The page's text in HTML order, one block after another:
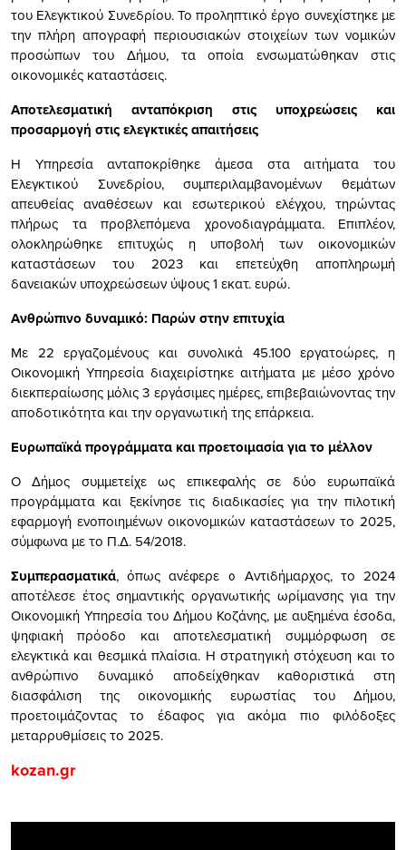
του Ελεγκτικού Συνεδρίου. Το προληπτικό έργο συνεχίστηκε με
την πλήρη απογραφή περιουσιακών στοιχείων των νομικών
προσώπων του Δήμου, τα οποία ενσωματώθηκαν στις
οικονομικές καταστάσεις.
Αποτελεσματική ανταπόκριση στις υποχρεώσεις και
προσαρμογή στις ελεγκτικές απαιτήσεις
Η Υπηρεσία ανταποκρίθηκε άμεσα στα αιτήματα του
Ελεγκτικού Συνεδρίου, συμπεριλαμβανομένων θεμάτων
απευθείας αναθέσεων και εσωτερικού ελέγχου, τηρώντας
πλήρως τα προβλεπόμενα χρονοδιαγράμματα. Επιπλέον,
ολοκληρώθηκε επιτυχώς η υποβολή των οικονομικών
καταστάσεων του 2023 και επετεύχθη αποπληρωμή
δανειακών υποχρεώσεων ύψους 1 εκατ. ευρώ.
Ανθρώπινο δυναμικό: Παρών στην επιτυχία
Με 22 εργαζομένους και συνολικά 45.100 εργατοώρες, η
Οικονομική Υπηρεσία διαχειρίστηκε αιτήματα με μέσο χρόνο
διεκπεραίωσης μόλις 3 εργάσιμες ημέρες, επιβεβαιώνοντας την
αποδοτικότητα και την οργανωτική της επάρκεια.
Ευρωπαϊκά προγράμματα και προετοιμασία για το μέλλον
Ο Δήμος συμμετείχε ως επικεφαλής σε δύο ευρωπαϊκά
προγράμματα και ξεκίνησε τις διαδικασίες για την πιλοτική
εφαρμογή ενοποιημένων οικονομικών καταστάσεων το 2025,
σύμφωνα με το Π.Δ. 54/2018.
Συμπερασματικά, όπως ανέφερε ο Αντιδήμαρχος, το 2024
αποτέλεσε έτος σημαντικής οργανωτικής ωρίμανσης για την
Οικονομική Υπηρεσία του Δήμου Κοζάνης, με αυξημένα έσοδα,
ψηφιακή πρόοδο και αποτελεσματική συμμόρφωση σε
ελεγκτικά και θεσμικά πλαίσια. Η στρατηγική στόχευση και το
ανθρώπινο δυναμικό αποδείχθηκαν καθοριστικά στη
διασφάλιση της οικονομικής ευρωστίας του Δήμου,
προετοιμάζοντας το έδαφος για ακόμα πιο φιλόδοξες
μεταρρυθμίσεις το 2025.
kozan.gr